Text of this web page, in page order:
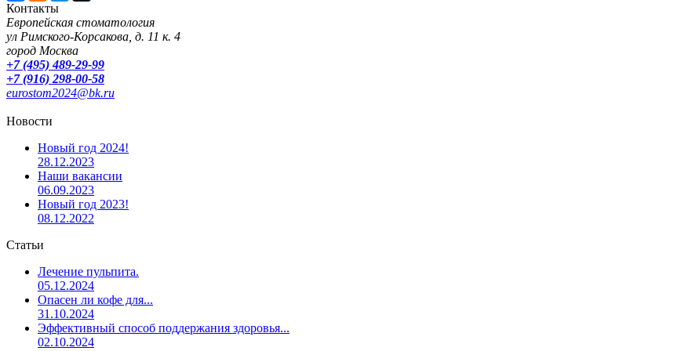
Контакты
Европейская стоматология
ул Римского-Корсакова, д. 11 к. 4
город Москва
+7 (495) 489-29-99
+7 (916) 298-00-58
eurostom2024@bk.ru
Новости
Новый год 2024!
28.12.2023
Наши вакансии
06.09.2023
Новый год 2023!
08.12.2022
Статьи
Лечение пульпита.
05.12.2024
Опасен ли кофе для...
31.10.2024
Эффективный способ поддержания здоровья...
02.10.2024